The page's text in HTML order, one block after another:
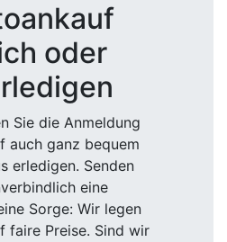
oder
Sie die Anmeldung
auch ganz bequem
erledigen. Senden
eine
Sorge: Wir legen
faire Preise. Sind wir